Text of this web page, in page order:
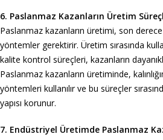
6. Paslanmaz Kazanların Üretim
Paslanmaz kazanların üretimi, son
yöntemler gerektirir. Üretim sırasında
kalite kontrol süreçleri, kazanların
Paslanmaz kazanların üretiminde,
yöntemleri kullanılır ve bu süreçler
yapısı korunur.
7. Endüstriyel Üretimde Paslanmaz